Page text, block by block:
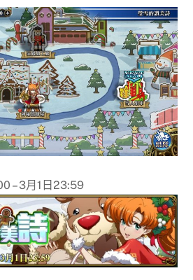
– 3月1日23:59